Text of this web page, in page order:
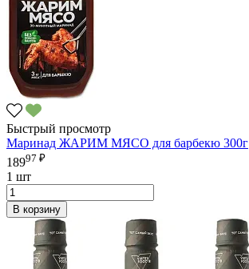
Быстрый просмотр
Маринад ЖАРИМ МЯСО для барбекю 300г
18997 ₽
1 шт
В корзину